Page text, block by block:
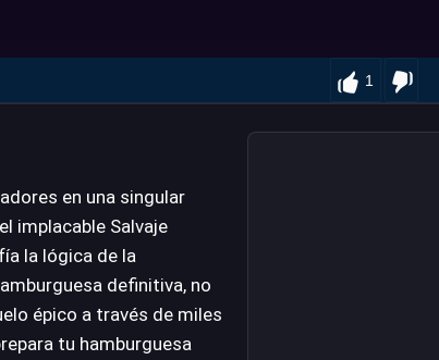
1
en una singular
implacable Salvaje
la lógica de la
definitiva, no
épico a través de miles
tu hamburguesa